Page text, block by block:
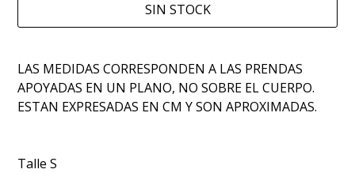
SIN STOCK
LAS MEDIDAS CORRESPONDEN A LAS PRENDAS
APOYADAS EN UN PLANO, NO SOBRE EL CUERPO.
ESTAN EXPRESADAS EN CM Y SON APROXIMADAS.
Talle S